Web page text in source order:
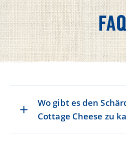
FAQ
Wo gibt es den
Cottage Cheese zu